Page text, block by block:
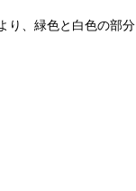
り、緑色と白色の部分